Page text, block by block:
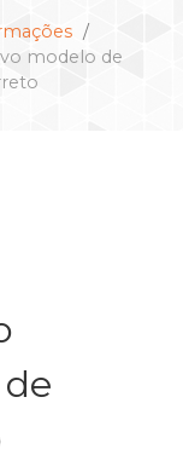
modelo de